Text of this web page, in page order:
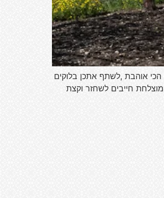
אוהבת ,לשתף אתכן בלוקים
חייבים לשחזר וקצת